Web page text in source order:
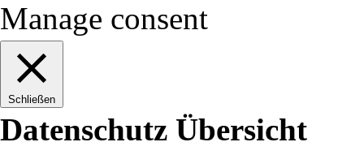
Manage consent
Schließen
Datenschutz Übersicht